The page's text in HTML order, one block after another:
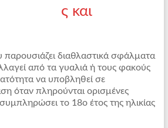
ς και
διαθλαστικά σφάλματα
από τα γυαλιά ή τους φακούς
να υποβληθεί σε
όταν πληρούνται ορισμένες
το 18o έτος της ηλικίας